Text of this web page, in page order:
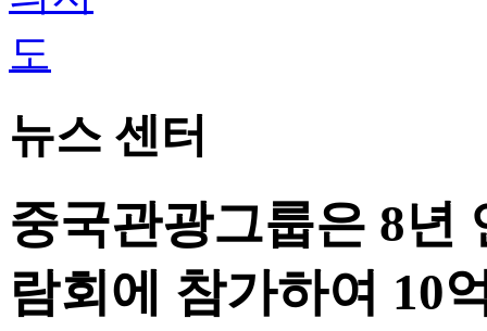
뉴스 센터
중국관광그룹은 8년
람회에 참가하여 10